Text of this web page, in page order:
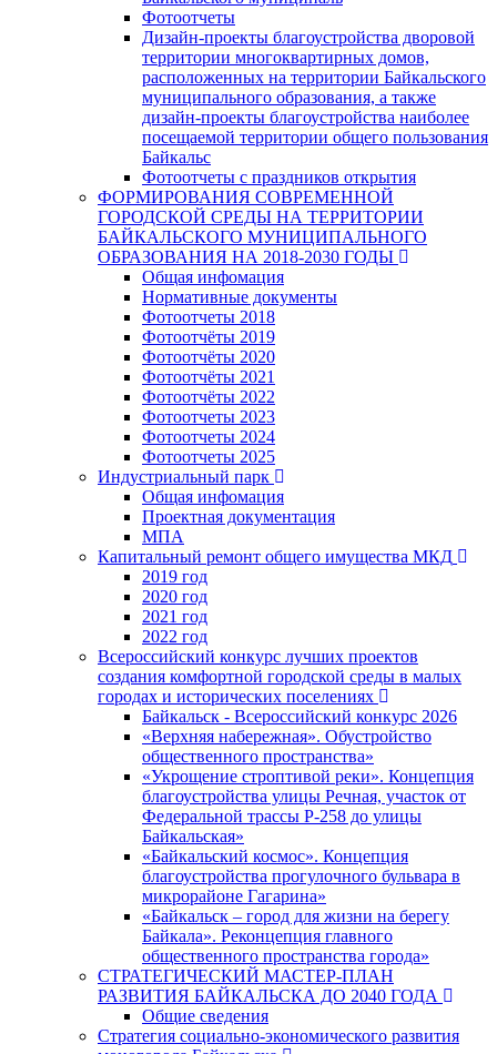
Фотоотчеты
Дизайн-проекты благоустройства дворовой
территории многоквартирных домов,
расположенных на территории Байкальского
муниципального образования, а также
дизайн-проекты благоустройства наиболее
посещаемой территории общего пользования
Байкальс
Фотоотчеты с праздников открытия
ФОРМИРОВАНИЯ СОВРЕМЕННОЙ
ГОРОДСКОЙ СРЕДЫ НА ТЕРРИТОРИИ
БАЙКАЛЬСКОГО МУНИЦИПАЛЬНОГО
ОБРАЗОВАНИЯ НА 2018-2030 ГОДЫ
Общая инфомация
Нормативные документы
Фотоотчеты 2018
Фотоотчёты 2019
Фотоотчёты 2020
Фотоотчёты 2021
Фотоотчёты 2022
Фотоотчеты 2023
Фотоотчеты 2024
Фотоотчеты 2025
Индустриальный парк
Общая инфомация
Проектная документация
МПА
Капитальный ремонт общего имущества МКД
2019 год
2020 год
2021 год
2022 год
Всероссийский конкурс лучших проектов
создания комфортной городской среды в малых
городах и исторических поселениях
Байкальск - Всероссийский конкурс 2026
«Верхняя набережная». Обустройство
общественного пространства»
«Укрощение строптивой реки». Концепция
благоустройства улицы Речная, участок от
Федеральной трассы Р-258 до улицы
Байкальская»
«Байкальский космос». Концепция
благоустройства прогулочного бульвара в
микрорайоне Гагарина»
«Байкальск – город для жизни на берегу
Байкала». Реконцепция главного
общественного пространства города»
СТРАТЕГИЧЕСКИЙ МАСТЕР-ПЛАН
РАЗВИТИЯ БАЙКАЛЬСКА ДО 2040 ГОДА
Общие сведения
Стратегия социально-экономического развития